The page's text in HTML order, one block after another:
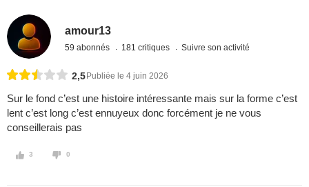
amour13
59 abonnés 181 critiques Suivre son activité
2,5 Publiée le 4 juin 2026
Sur le fond c’est une histoire intéressante mais sur la forme c’est
lent c’est long c’est ennuyeux donc forcément je ne vous
conseillerais pas
3 0